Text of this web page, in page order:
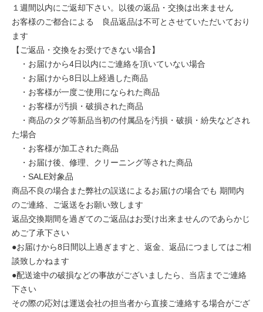
１週間以内にご返却下さい。以後の返品・交換は出来ません
お客様のご都合による 良品返品は不可とさせていただいており
ます
【ご返品・交換をお受けできない場合】
・お届けから4日以内にご連絡を頂いていない場合
・お届けから8日以上経過した商品
・お客様が一度ご使用になられた商品
・お客様が汚損・破損された商品
・商品のタグ等新品当初の付属品を汚損・破損・紛失などされ
た場合
・お客様が加工された商品
・お届け後、修理、クリーニング等された商品
・SALE対象品
商品不良の場合また弊社の誤送によるお届けの場合でも 期間内
のご連絡、ご返送をお願い致します
返品交換期間を過ぎてのご返品はお受け出来ませんのであらかじ
めご了承下さい
●お届けから8日間以上過ぎますと、返金、返品につましてはご相
談致しかねます
●配送途中の破損などの事故がございましたら、当店までご連絡
下さい
その際の応対は運送会社の担当者から直接ご連絡する場合がござ